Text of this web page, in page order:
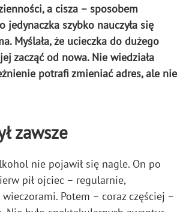
a cisza – sposobem
jedynaczka szybko nauczyła się
Myślała, że ucieczka do dużego
zacząć od nowa. Nie wiedziała
potrafi zmieniać adres, ale nie
zawsze
nie pojawił się nagle. On po
pił ojciec – regularnie,
Potem – coraz częściej –